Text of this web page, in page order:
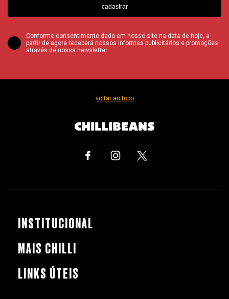
cadastrar
Conforme consentimento dado em nosso site na data de hoje, a
partir de agora receberá nossos informes publicitários e promoções
através de nossa newsletter.
voltar ao topo
INSTITUCIONAL
MAIS CHILLI
LINKS ÚTEIS